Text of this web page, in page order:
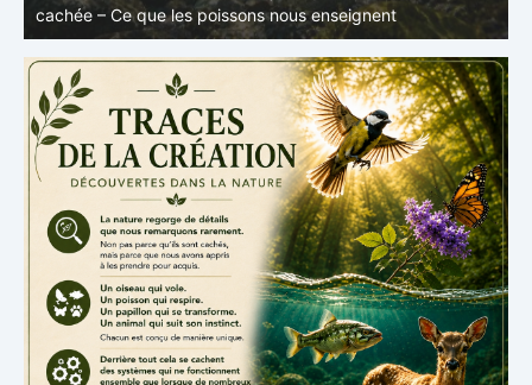
– Pourquoi les poissons restent des poissons